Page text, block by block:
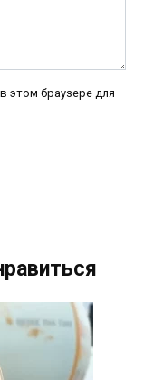
этом браузере для